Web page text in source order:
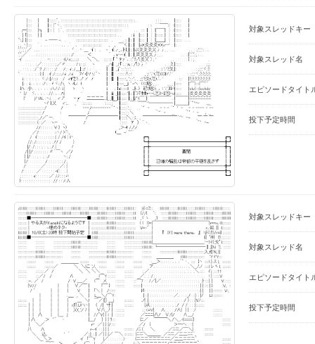
対象スレッドキー
対象スレッド名
エピソードタイト
投下予定時間
対象スレッドキー
対象スレッド名
エピソードタイト
投下予定時間